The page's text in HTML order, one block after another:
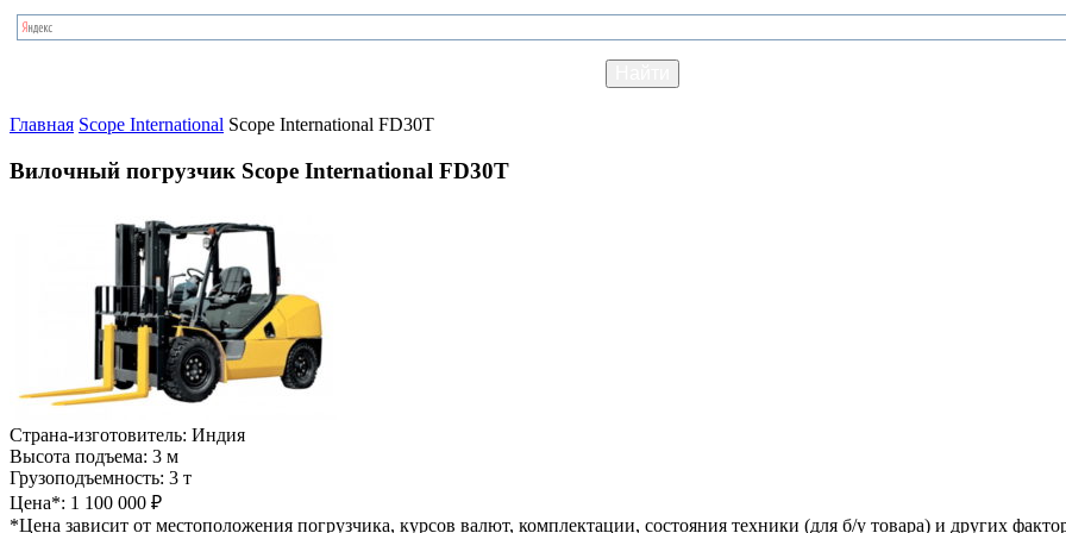
Главная Scope International Scope International FD30T
Вилочный погрузчик Scope International FD30T
Страна-изготовитель: Индия
Высота подъема: 3 м
Грузоподъемность: 3 т
Цена*: 1 100 000 ₽
*Цена зависит от местоположения погрузчика, курсов валют, комплектации, состояния техники (для б/у товара) и других